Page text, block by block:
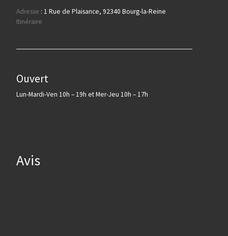
Adresse : 1 Rue de Plaisance, 92340 Bourg-la-Reine
Itinéraire
Ouvert
Lun-Mardi-Ven 10h – 19h et Mer-Jeu 10h – 17h
Avis